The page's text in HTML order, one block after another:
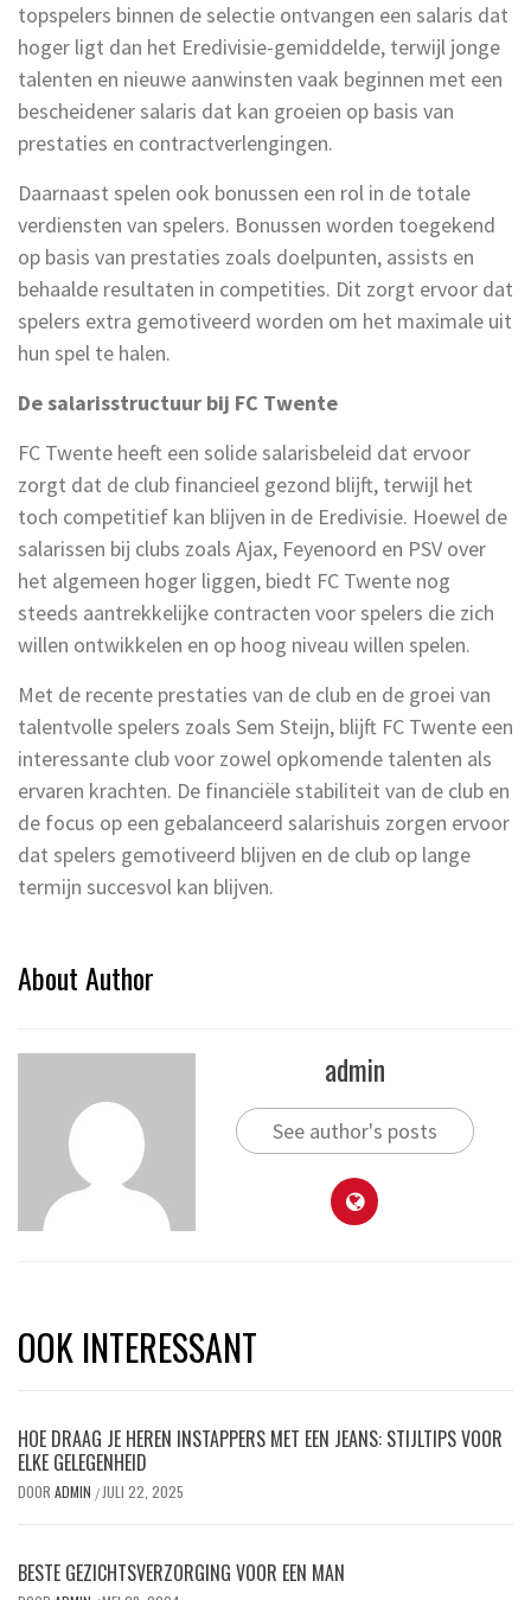
topspelers binnen de selectie ontvangen een salaris dat
hoger ligt dan het Eredivisie-gemiddelde, terwijl jonge
talenten en nieuwe aanwinsten vaak beginnen met een
bescheidener salaris dat kan groeien op basis van
prestaties en contractverlengingen.
Daarnaast spelen ook bonussen een rol in de totale
verdiensten van spelers. Bonussen worden toegekend
op basis van prestaties zoals doelpunten, assists en
behaalde resultaten in competities. Dit zorgt ervoor dat
spelers extra gemotiveerd worden om het maximale uit
hun spel te halen.
De salarisstructuur bij FC Twente
FC Twente heeft een solide salarisbeleid dat ervoor
zorgt dat de club financieel gezond blijft, terwijl het
toch competitief kan blijven in de Eredivisie. Hoewel de
salarissen bij clubs zoals Ajax, Feyenoord en PSV over
het algemeen hoger liggen, biedt FC Twente nog
steeds aantrekkelijke contracten voor spelers die zich
willen ontwikkelen en op hoog niveau willen spelen.
Met de recente prestaties van de club en de groei van
talentvolle spelers zoals Sem Steijn, blijft FC Twente een
interessante club voor zowel opkomende talenten als
ervaren krachten. De financiële stabiliteit van de club en
de focus op een gebalanceerd salarishuis zorgen ervoor
dat spelers gemotiveerd blijven en de club op lange
termijn succesvol kan blijven.
About Author
admin
See author's posts
OOK INTERESSANT
HOE DRAAG JE HEREN INSTAPPERS MET EEN JEANS: STIJLTIPS VOOR
ELKE GELEGENHEID
DOOR ADMIN / JULI 22, 2025
BESTE GEZICHTSVERZORGING VOOR EEN MAN